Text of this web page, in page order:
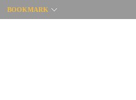
BOOKMARK